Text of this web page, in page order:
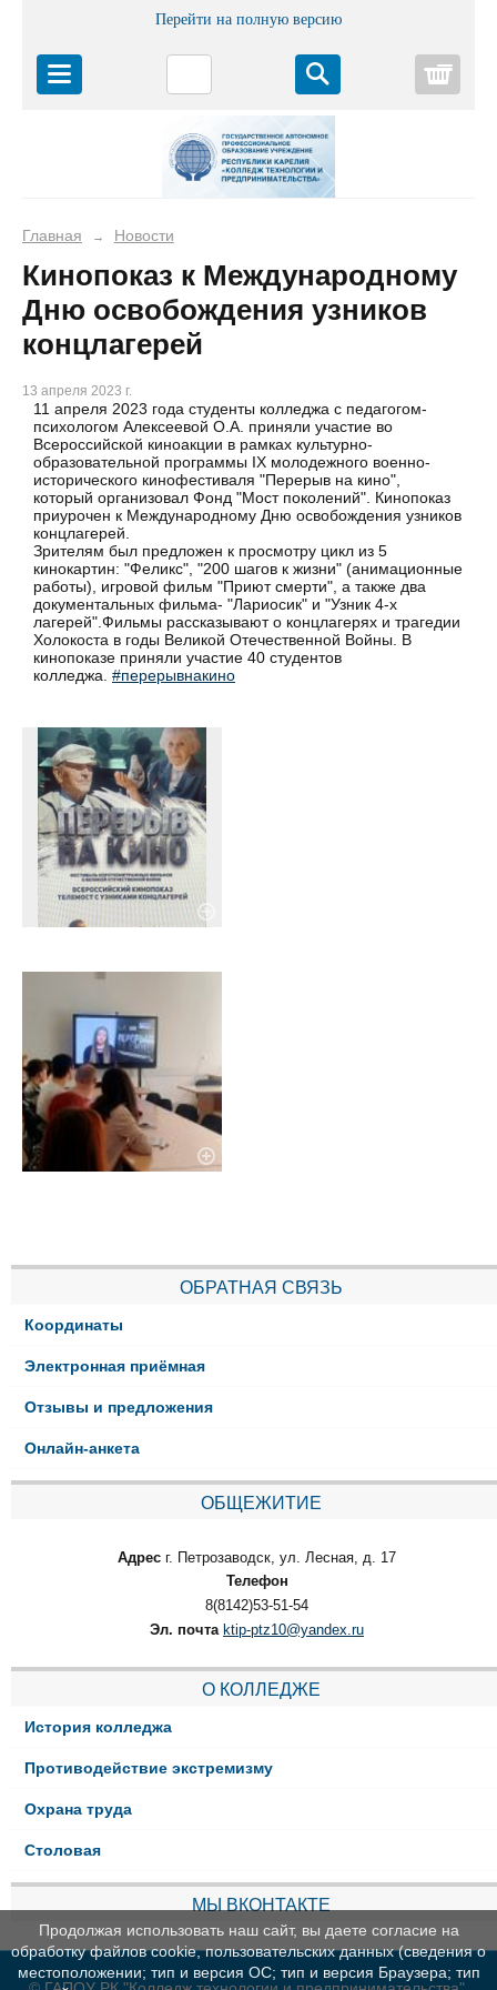
Перейти на полную версию
Главная → Новости
Кинопоказ к Международному
Дню освобождения узников
концлагерей
13 апреля 2023 г.
11 апреля 2023 года студенты колледжа с педагогом-
психологом Алексеевой О.А. приняли участие во
Всероссийской киноакции в рамках культурно-
образовательной программы IX молодежного военно-
исторического кинофестиваля "Перерыв на кино",
который организовал Фонд "Мост поколений". Кинопоказ
приурочен к Международному Дню освобождения узников
концлагерей.
Зрителям был предложен к просмотру цикл из 5
кинокартин: "Феликс", "200 шагов к жизни" (анимационные
работы), игровой фильм "Приют смерти", а также два
документальных фильма- "Лариосик" и "Узник 4-х
лагерей".Фильмы рассказывают о концлагерях и трагедии
Холокоста в годы Великой Отечественной Войны. В
кинопоказе приняли участие 40 студентов
колледжа. #перерывнакино
ОБРАТНАЯ СВЯЗЬ
Координаты
Электронная приёмная
Отзывы и предложения
Онлайн-анкета
ОБЩЕЖИТИЕ
Адрес г. Петрозаводск, ул. Лесная, д. 17
Телефон
8(8142)53-51-54
Эл. почта ktip-ptz10@yandex.ru
О КОЛЛЕДЖЕ
История колледжа
Противодействие экстремизму
Охрана труда
Столовая
МЫ ВКОНТАКТЕ
Продолжая использовать наш сайт, вы даете согласие на
обработку файлов cookie, пользовательских данных (сведения о
местоположении; тип и версия ОС; тип и версия Браузера; тип